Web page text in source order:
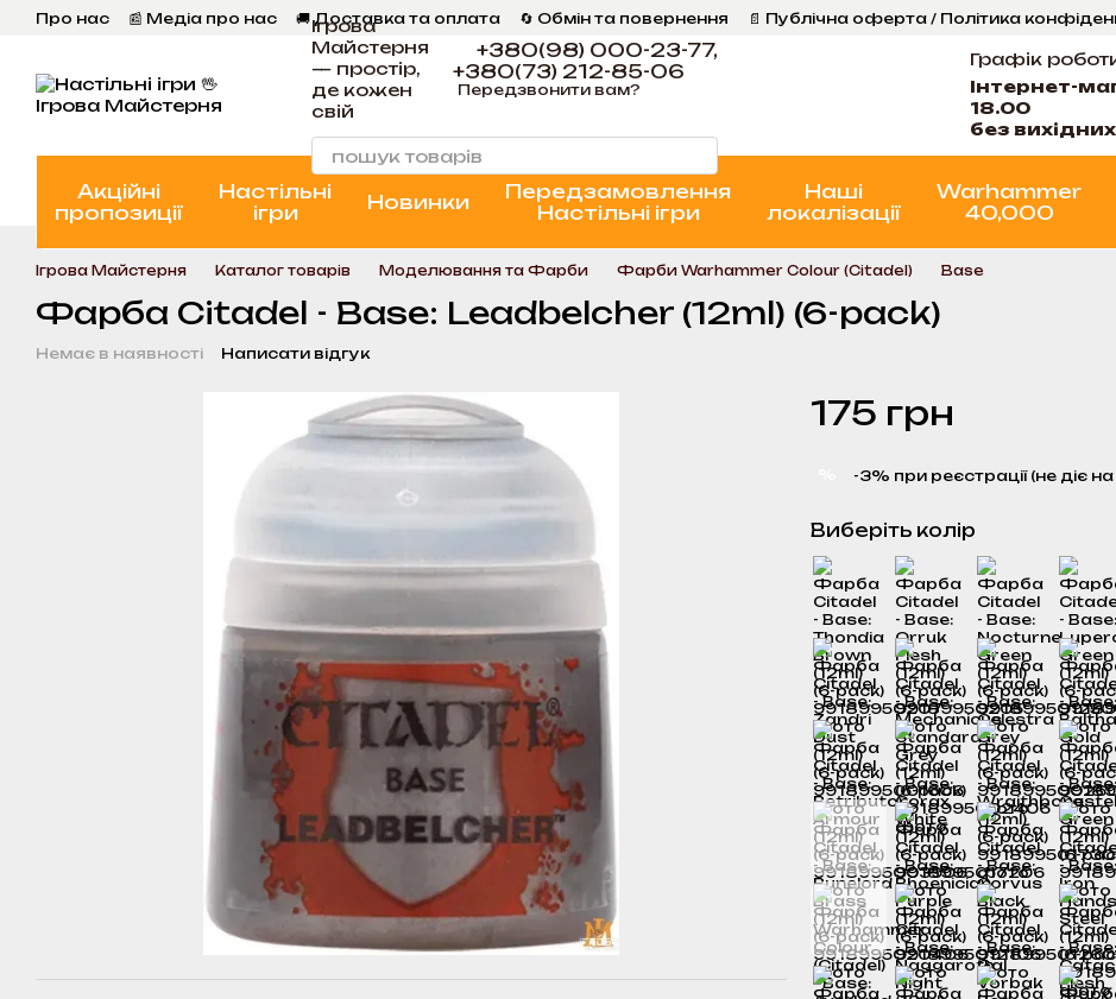
Перейти к основному контенту
Про нас 📰 Медіа про нас 🚚 Доставка та оплата 🔄 Обмін та повернення 📄 Публічна оферта / Політика
📞 Контакти Ігрова Майстерня Програма Лояльності
Ігрова
Майстерня
— простір,
де кожен
свій
+380(98) 000-23-77,
+380(73) 212-85-06
Передзвонити вам?
Графік
Інтернет-
18.00
без вихідних
Акційні
пропозиції
Настільні
ігри
Новинки
Передзамовлення
Настільні ігри
Наші
локалізації
Warhammer
40,000
Ігрова Майстерня Каталог товарів Моделювання та Фарби Фарби Warhammer Colour (Citadel) Base
Фарба Citadel - Base: Leadbelcher (12ml) (6-pack)
Немає в наявності Написати відгук
175 грн
-3% при реєстрації (не діє
Виберіть колір